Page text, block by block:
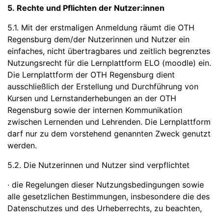
5. Rechte und Pflichten der Nutzer:innen
5.1. Mit der erstmaligen Anmeldung räumt die OTH
Regensburg dem/der Nutzerinnen und Nutzer ein
einfaches, nicht übertragbares und zeitlich begrenztes
Nutzungsrecht für die Lernplattform ELO (moodle) ein.
Die Lernplattform der OTH Regensburg dient
ausschließlich der Erstellung und Durchführung von
Kursen und Lernstanderhebungen an der OTH
Regensburg sowie der internen Kommunikation
zwischen Lernenden und Lehrenden. Die Lernplattform
darf nur zu dem vorstehend genannten Zweck genutzt
werden.
5.2. Die Nutzerinnen und Nutzer sind verpflichtet
· die Regelungen dieser Nutzungsbedingungen sowie
alle gesetzlichen Bestimmungen, insbesondere die des
Datenschutzes und des Urheberrechts, zu beachten,